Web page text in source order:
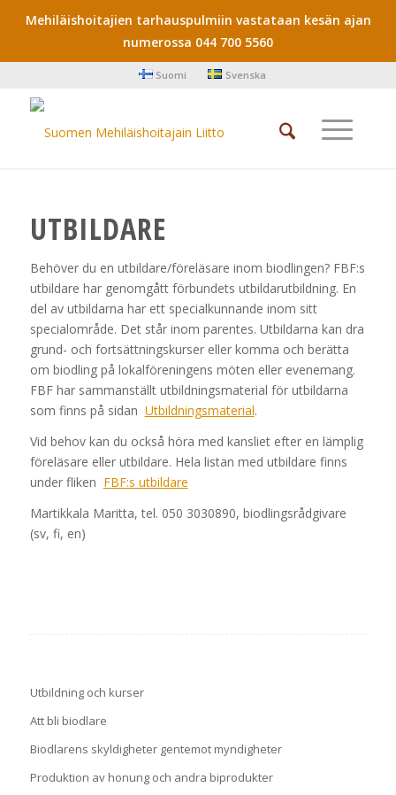
Mehiläishoitajien tarhauspulmiin vastataan kesän ajan
numerossa 044 700 5560
Suomi Svenska
UTBILDARE
Behöver du en utbildare/föreläsare inom biodlingen? FBF:s
utbildare har genomgått förbundets utbildarutbildning. En
del av utbildarna har ett specialkunnande inom sitt
specialområde. Det står inom parentes. Utbildarna kan dra
grund- och fortsättningskurser eller komma och berätta
om biodling på lokalföreningens möten eller evenemang.
FBF har sammanställt utbildningsmaterial för utbildarna
som finns på sidan Utbildningsmaterial.
Vid behov kan du också höra med kansliet efter en lämplig
föreläsare eller utbildare. Hela listan med utbildare finns
under fliken FBF:s utbildare
Martikkala Maritta, tel. 050 3030890, biodlingsrådgivare
(sv, fi, en)
Utbildning och kurser
Att bli biodlare
Biodlarens skyldigheter gentemot myndigheter
Produktion av honung och andra biprodukter